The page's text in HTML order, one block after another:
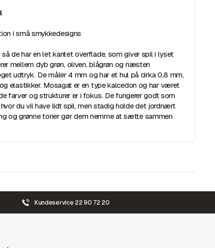
i små smykkedesigns
de har en let kantet overflade, som giver spil i lyset
mellem dyb grøn, oliven, blågrøn og næsten
udtryk. De måler 4 mm og har et hul på cirka 0,8 mm,
elastikker. Mosagat er en type kalcedon og har været
farver og strukturer er i fokus. De fungerer godt som
du vil have lidt spil, men stadig holde det jordnært
og grønne toner gør dem nemme at sætte sammen
Kundeservice 22 90 72 20